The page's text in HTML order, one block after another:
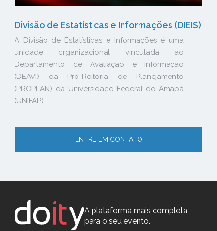
Divisão de Estatísticas e Informações (DIEIS)
A Divisão de Estatísticas e Informações é uma
unidade organizacional vinculada ao
Departamento de Avaliação e Informação
(DEAVI) da Pró-Reitoria de Planejamento
(PROPLAN) da Universidade Federal do Amapá
(UNIFAP).
ENTRE EM CONTATO
A plataforma mais completa
para o seu evento.